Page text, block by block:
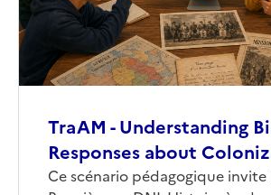
TraAM - Understanding
Responses about
Corps
Ce scénario pédagogique invite